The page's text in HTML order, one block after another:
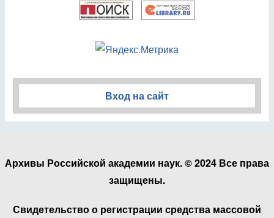
Вход на сайт
Архивы Российской академии наук. © 2024 Все права
защищены.
Свидетельство о регистрации средства массовой